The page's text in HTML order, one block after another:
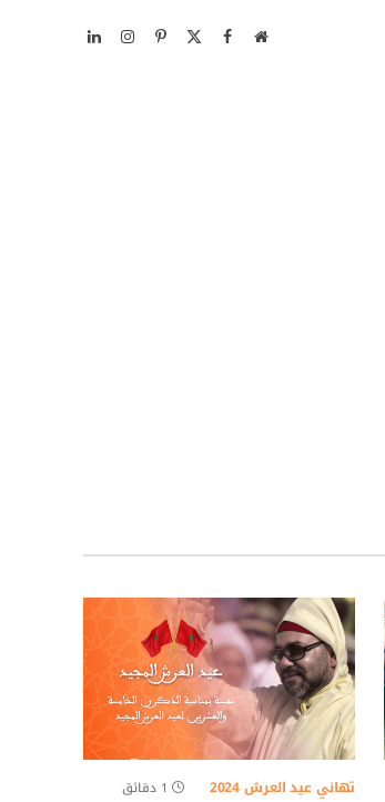
موقعفيسبوك بينتيريستالانستغرام
لينكدإن
تهاني عيد العرش 2024 1 دقائق